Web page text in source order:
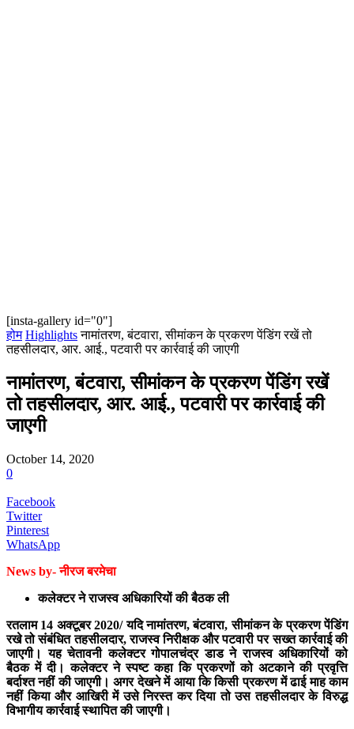
[insta-gallery id="0"]
होम Highlights नामांतरण, बंटवारा, सीमांकन के प्रकरण पेंडिंग रखें तो
तहसीलदार, आर. आई., पटवारी पर कार्रवाई की जाएगी
नामांतरण, बंटवारा, सीमांकन के प्रकरण पेंडिंग रखें
तो तहसीलदार, आर. आई., पटवारी पर कार्रवाई की
जाएगी
October 14, 2020
0
Facebook
Twitter
Pinterest
WhatsApp
News by- नीरज बरमेचा
कलेक्टर ने राजस्व अधिकारियों की बैठक ली
रतलाम 14 अक्टूबर 2020/ यदि नामांतरण, बंटवारा, सीमांकन के प्रकरण पेंडिंग
रखे तो संबंधित तहसीलदार, राजस्व निरीक्षक और पटवारी पर सख्त कार्रवाई की
जाएगी। यह चेतावनी कलेक्टर गोपालचंद्र डाड ने राजस्व अधिकारियों को
बैठक में दी। कलेक्टर ने स्पष्ट कहा कि प्रकरणों को अटकाने की प्रवृत्ति
बर्दाश्त नहीं की जाएगी। अगर देखने में आया कि किसी प्रकरण में ढाई माह काम
नहीं किया और आखिरी में उसे निरस्त कर दिया तो उस तहसीलदार के विरुद्ध
विभागीय कार्रवाई स्थापित की जाएगी।